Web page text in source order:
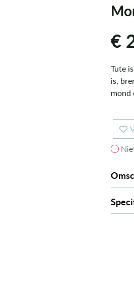
€
Tute
is,
mond